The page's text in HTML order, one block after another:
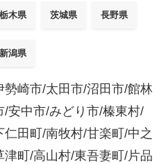
栃木県 茨城県 長野県
新潟県
崎市/太田市/沼田市/館林
安中市/みどり市/榛東村/
田町/南牧村/甘楽町/中之
町/高山村/東吾妻町/片品